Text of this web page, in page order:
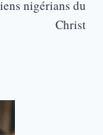
nigérians du
Christ